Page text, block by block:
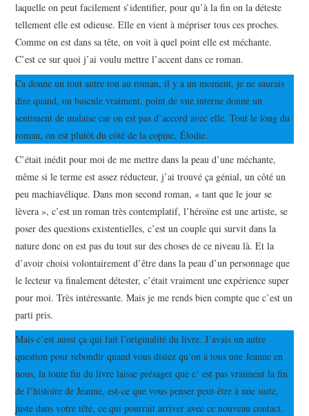
laquelle on peut facilement s’identifier, pour qu’à la fin on la déteste
tellement elle est odieuse. Elle en vient à mépriser tous ces proches.
Comme on est dans sa tête, on voit à quel point elle est méchante.
C’est ce sur quoi j’ai voulu mettre l’accent dans ce roman.
Ca donne un tout autre ton au roman, il y a un moment, je ne saurais
dire quand, on bascule vraiment, point de vue interne donne un
sentiment de malaise car on est pas d’accord avec elle. Tout le long du
roman, on est plutôt du côté de la copine, Élodie.
C’était inédit pour moi de me mettre dans la peau d’une méchante,
même si le terme est assez réducteur, j’ai trouvé ça génial, un côté un
peu machiavélique. Dans mon second roman, « tant que le jour se
lèvera », c’est un roman très contemplatif, l’héroïne est une artiste, se
poser des questions existentielles, c’est un couple qui survit dans la
nature donc on est pas du tout sur des choses de ce niveau là. Et la
d’avoir choisi volontairement d’être dans la peau d’un personnage que
le lecteur va finalement détester, c’était vraiment une expérience super
pour moi. Très intéressante. Mais je me rends bien compte que c’est un
parti pris.
Mais c’est aussi ça qui fait l’originalité du livre. J’avais un autre
question pour rebondir quand vous disiez qu’on à tous une Jeanne en
nous, la toute fin du livre laisse présager que c‘ est pas vraiment la fin
de l’histoire de Jeanne, est-ce que vous penser peut-être à une suite,
juste dans votre tête, ce qui pourrait arriver avec ce nouveau contact.